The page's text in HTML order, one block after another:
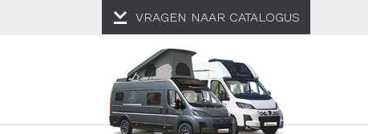
VRAGEN NAAR CATALOGUS